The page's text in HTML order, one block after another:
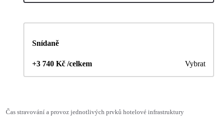
Snídaně
+3 740 Kč /celkem Vybrat
Čas stravování a provoz jednotlivých prvků hotelové infrastruktury